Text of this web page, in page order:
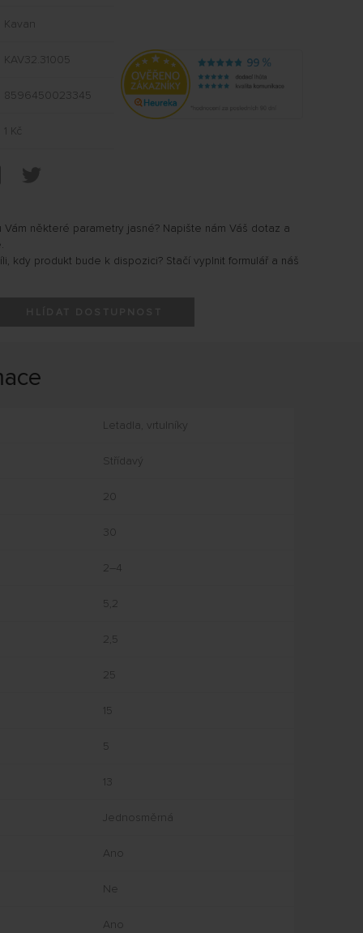
Kavan
KAV32.31005
8596450023345
1 Kč
některé parametry jasné? Napište nám Váš dotaz a
kdy produkt bude k dispozici? Stačí vyplnit formulář a náš
Letadla, vrtulníky
Střídavý
20
30
2–4
5,2
2,5
25
15
5
13
Jednosměrná
Ano
Ne
Ano